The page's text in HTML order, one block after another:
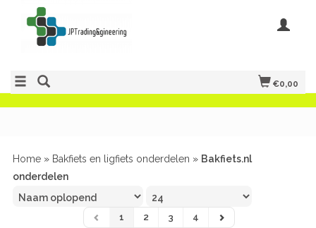
€0,00
Home » Bakfiets en ligfiets onderdelen » Bakfiets.nl
onderdelen
1 2 3 4